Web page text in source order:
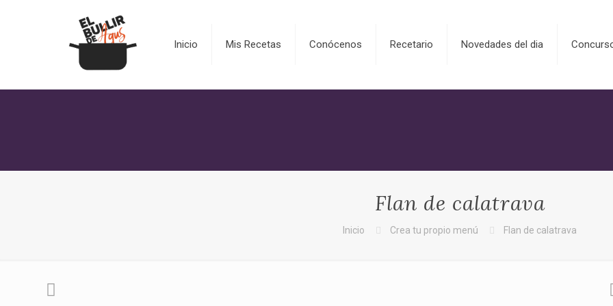
Inicio Mis Recetas Conócenos Recetario Novedades del dia
Flan de calatrava
Inicio Crea tu propio menú Flan de calatrava